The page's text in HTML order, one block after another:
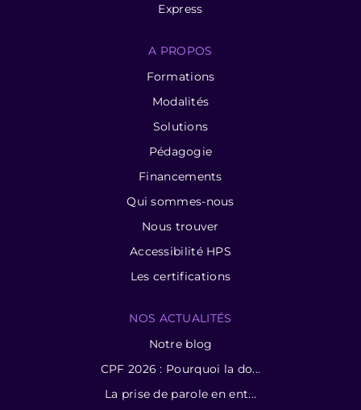
Express
A PROPOS
Formations
Modalités
Solutions
Pédagogie
Financements
Qui sommes-nous
Nous trouver
Accessibilité HPS
Les certifications
NOS ACTUALITÉS
Notre blog
CPF 2026 : Pourquoi la do...
La prise de parole en ent...